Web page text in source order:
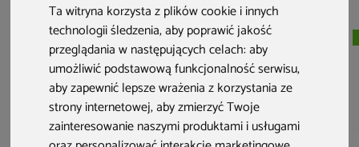
Ta witryna korzysta z plików cookie i innych
technologii śledzenia, aby poprawić jakość
przeglądania w następujących celach:aby
umożliwić podstawową funkcjonalność serwisu,
aby zapewnić lepsze wrażenia z korzystania ze
strony internetowej,aby zmierzyć Twoje
zainteresowanie naszymi produktami i usługami
Nowość Nowość